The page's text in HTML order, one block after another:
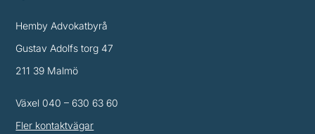
Hemby Advokatbyrå
Gustav Adolfs torg 47
211 39 Malmö
Växel 040 – 630 63 60
Fler kontaktvägar